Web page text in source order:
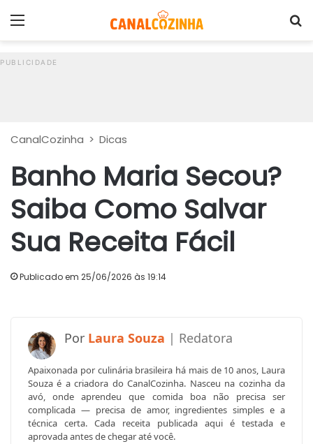
Menu
CanalCozinha > Dicas
Banho Maria Secou?
Saiba Como Salvar
Sua Receita Fácil
Publicado em 25/06/2026 às 19:14
Laura Souza
Apaixonada por culinária brasileira há mais de 10 anos, Laura
Souza é a criadora do CanalCozinha. Nasceu na cozinha da
avó, onde aprendeu que comida boa não precisa ser
complicada — precisa de amor, ingredientes simples e a
técnica certa. Cada receita publicada aqui é testada e
aprovada antes de chegar até você.